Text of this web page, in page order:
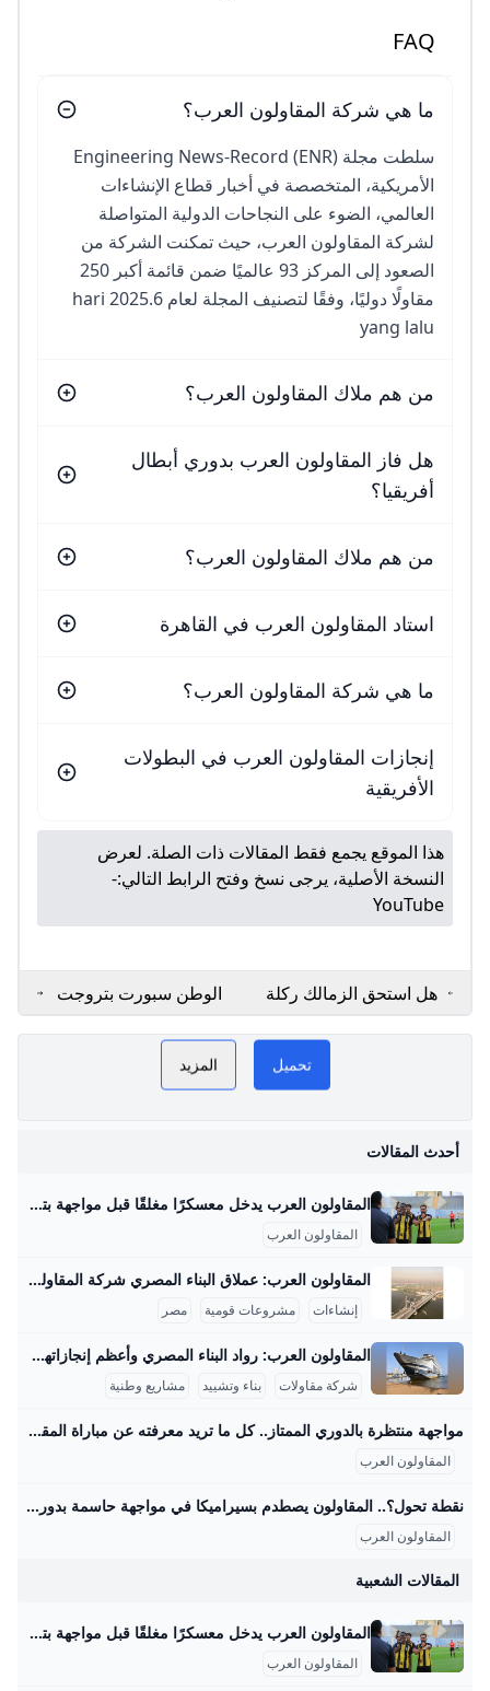
FAQ
ما هي شركة المقاولون العرب؟
سلطت مجلة Engineering News-Record (ENR)
الأمريكية، المتخصصة في أخبار قطاع الإنشاءات
العالمي، الضوء على النجاحات الدولية المتواصلة
لشركة المقاولون العرب، حيث تمكنت الشركة من
الصعود إلى المركز 93 عالميًا ضمن قائمة أكبر 250
مقاولًا دوليًا، وفقًا لتصنيف المجلة لعام 2025.6 hari
yang lalu
من هم ملاك المقاولون العرب؟
هل فاز المقاولون العرب بدوري أبطال
أفريقيا؟
من هم ملاك المقاولون العرب؟
استاد المقاولون العرب في القاهرة
ما هي شركة المقاولون العرب؟
إنجازات المقاولون العرب في البطولات
الأفريقية
هذا الموقع يجمع فقط المقالات ذات الصلة. لعرض
النسخة الأصلية، يرجى نسخ وفتح الرابط التالي:-
YouTube
هل استحق الزمالك ركلة
جزاء أمام المقاولون
العرب؟.. خبير تحكيمي
يكشف (فيديو) المصري
الوطن سبورت بتروجت
يفوز على المقاولون
العرب في الدوري بهدف
تحميل المزيد
أحدث المقالات
المقاولون العرب يدخل معسكرًا مغلقًا قبل مواجهة بتروجت.. مكى يعترف بأزمة الهجوم يدخل فريق المقاولون العرب الأول لكرة القدم، تحت قيادة مدربه محمد مكي، معسكراً مغلقاً اليوم الأحد، استعداداً لمواجهة بتروجت في الجولة الأحد 24/أغسطس/2025 - 06:24 ص 8/24/2025 6:24:01 AM المقاولون العرب شيماء أبو قمر شارك طباعة يدخل فريق المقاولون العرب، تحت قيادة مدربه محمد مكي، معسكرًا مغلقًا اليوم الأحد، استعدادًا لمواجهة بتروجت في الجولة الرابعة من الدوري المصري الممتاز لموسم 2025-2026، والمقرر إقامتها غدًا الإثنين في التاسعة مساءً على استاد بتروسبورت.
المقاولون العرب
المقاولون العرب: عملاق البناء المصري شركة المقاولون العرب هي من أكبر شركات المقاولات في الشرق الأوسط وأفريقيا، وتمتلك خبرة تزيد عن 70 عامًا في تنفيذ مشروعات عملاقة بداخل مصر وخارجها. من أبرز المشروعات القومية التي تشرف عليها الشركة في مصر مشروع محور روض الفرج الذي يبلغ طوله حوالي 16.7 كم، ويربط شرق القاهرة بالطريق الإسكندرية الصحراوي مرورًا بنهر النيل، ويُعتبر هذا المشروع هو أول جسر معلق ضخم يتم تنفيذه بأيدي مصرية فقط، حيث يعمل فيه حوالي 4000 مهندس وفني وعامل بالإضافة إلى استخدام معدات ثقيلة ومتطورة.
إنشاءات مشروعات قومية مصر
المقاولون العرب: رواد البناء المصري وأعظم إنجازاتهم المقاولون العرب هي شركة مصرية عريقة في مجال المقاولات والبناء، لها تاريخ غني ومشهود يمتد لأكثر من نصف قرن، بدأت كشركة صغيرة في الأربعينيات حتى أصبحت أحد عمالقة المقاولات في الشرق الأوسط وأفريقيا. قام بتأسيسها المهندس عثمان أحمد عثمان عام 1955، وهو شخصية بارزة صنعت تاريخًا في مجال البناء، وقاد الشركة نحو إنجازات ضخمة خلدتها ذاكرة مصر والعالم العربي. واحدة من أعظم إنجازات المقاولون العرب هي مشاركتها في بناء السد العالي في أسوان، المشروع الذي يعتبر علامة فارقة في الهندسة الوطنية المصرية.
شركة مقاولات بناء وتشييد مشاريع وطنية
مواجهة منتظرة بالدوري الممتاز.. كل ما تريد معرفته عن مباراة المقاولون العرب وسيراميكا كليوباترا والقنوات الناقلة – جريدة مانشيت تتجه أنظار عشاق كرة القدم المصرية مساء اليوم الجمعة الموافق 29 أغسطس 2025 نحو ملعب عثمان أحمد عثمان، حيث يشهد افتتاح الجولة الخامسة من الدوري المصري الممتاز اقرأ أيضًا:اليوم.. موعد مباراة الزمالك وسيراميكا في الدوري المصري والقنوات الناقلة القنوات الناقلة لمواجهة المقاولون وسيراميكا كليوباترا يمكن للمشجعين متابعة أحداث مباراة المقاولون العرب وسيراميكا كليوباترا مباشرةً وحصريًا عبر شاشات مجموعة قنوات أون سبورت. تُعد هذه القنوات الناقل الرسمي والوحيد لجميع مباريات مسابقة الدوري المصري الممتاز، مما يضمن تغطية شاملة للمباراة المرتقبة بين الفريقين مع استوديو تحليلي قبل وبعد اللقاء لمناقشة كل التفاصيل الفنية والتكتيكية.
المقاولون العرب
نقطة تحول؟.. المقاولون يصطدم بسيراميكا في مواجهة حاسمة بدوري nile اليوم – جريدة مانشيت يسعى فريق المقاولون العرب لتحقيق انتصاره الأول في الدوري المصري الممتاز عندما يستضيف سيراميكا كليوباترا مساء اليوم الجمعة في تمام الساعة السادسة، ضمن افتتاح اقرأ أيضًا:الموقف الأصعب على الإطلاق؟.. روبرتسون يفجر مفاجأة بشأن رحيل جوتا وتأثيره على ليفربول طموحات متباينة للفريقين في الدوري المصري يبحث المقاولون العرب، بقيادة مدربه محمد مكي، عن تحقيق نتيجة إيجابية تكسر سلسلة التعادلات والخسائر التي حققها الفريق في الجولات الماضية. اكتفى ذئاب الجبل بتعادلين وخسارة واحدة، كانت آخرها أمام بتروجت بهدف نظيف، مما يضعهم في موقف صعب في جدول الترتيب.
المقاولون العرب
المقالات الشعبية
المقاولون العرب يدخل معسكرًا مغلقًا قبل مواجهة بتروجت.. مكى يعترف بأزمة الهجوم يدخل فريق المقاولون العرب الأول لكرة القدم، تحت قيادة مدربه محمد مكي، معسكراً مغلقاً اليوم الأحد، استعداداً لمواجهة بتروجت في الجولة الأحد 24/أغسطس/2025 - 06:24 ص 8/24/2025 6:24:01 AM المقاولون العرب شيماء أبو قمر شارك طباعة يدخل فريق المقاولون العرب، تحت قيادة مدربه محمد مكي، معسكرًا مغلقًا اليوم الأحد، استعدادًا لمواجهة بتروجت في الجولة الرابعة من الدوري المصري الممتاز لموسم 2025-2026، والمقرر إقامتها غدًا الإثنين في التاسعة مساءً على استاد بتروسبورت.
المقاولون العرب